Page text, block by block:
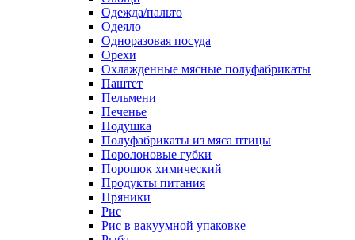
Одежда/пальто
Одеяло
Одноразовая посуда
Орехи
Охлажденные мясные полуфабрикаты
Паштет
Пельмени
Печенье
Подушка
Полуфабрикаты из мяса птицы
Поролоновые губки
Порошок химический
Продукты питания
Пряники
Рис
Рис в вакуумной упаковке